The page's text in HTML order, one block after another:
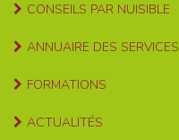
CONSEILS PAR NUISIBLE
ANNUAIRE DES SERVICES
FORMATIONS
ACTUALITÉS